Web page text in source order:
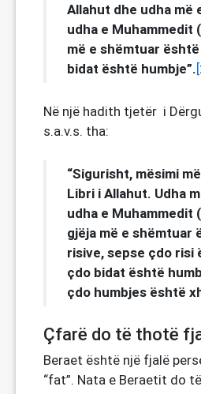
Allahut dhe udha më
udha e Muhammedit
më e shëmtuar
bidat është humbje”.
Në një hadith tjetër i
s.a.v.s. tha:
“Sigurisht, mësimi
Libri i Allahut. Udha
udha e Muhammedit
gjëja më e shëmtuar
risive, sepse çdo risi
çdo bidat është
çdo humbjes është
Çfarë do të thotë
Beraet është një fjalë
“fat”. Nata e Beraetit do